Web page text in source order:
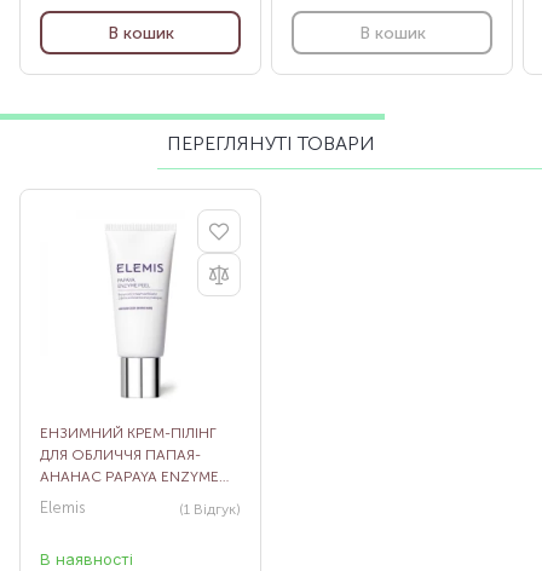
В кошик В кошик
ПЕРЕГЛЯНУТІ ТОВАРИ
ЕНЗИМНИЙ КРЕМ-ПІЛІНГ
ДЛЯ ОБЛИЧЧЯ ПАПАЯ-
АНАНАС PAPAYA ENZYME
PEEL, 50 МЛ
Elemis (1 Відгук)
В наявності